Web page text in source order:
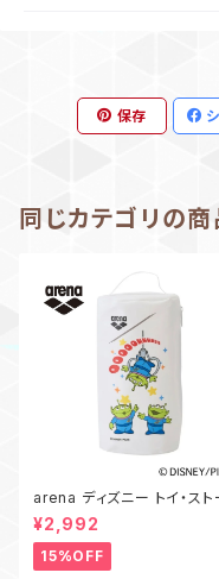
保存
同じカテゴリの商
arena ディズニー トイ・スト
ー プルーフバッグ
U アリーナ 防水 ポーチ
y エイリアン リトル・グリーン・
メン トイストーリー
¥2,992
15%OFF